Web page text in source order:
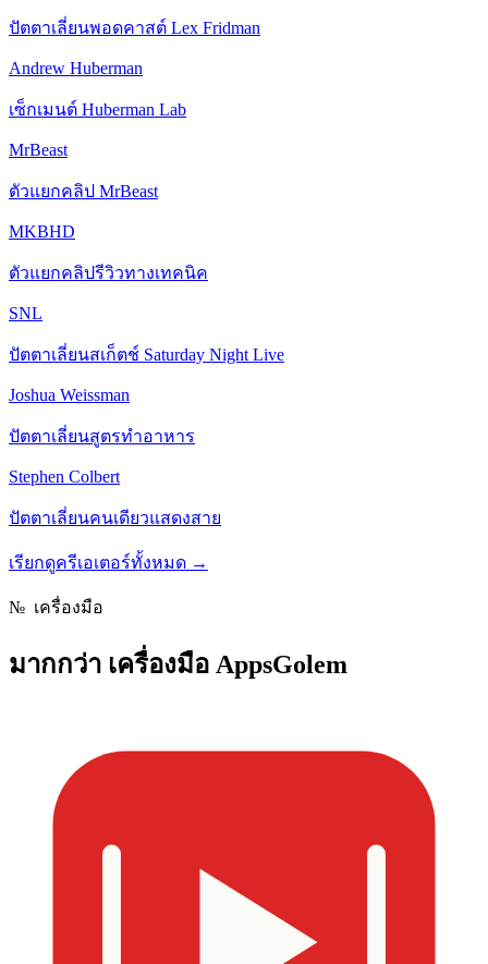
ปัตตาเลี่ยนพอดคาสต์ Lex Fridman
Andrew Huberman
เซ็กเมนต์ Huberman Lab
MrBeast
ตัวแยกคลิป MrBeast
MKBHD
ตัวแยกคลิปรีวิวทางเทคนิค
SNL
ปัตตาเลี่ยนสเก็ตช์ Saturday Night Live
Joshua Weissman
ปัตตาเลี่ยนสูตรทําอาหาร
Stephen Colbert
ปัตตาเลี่ยนคนเดียวแสดงสาย
เรียกดูครีเอเตอร์ทั้งหมด →
№ เครื่องมือ
มากกว่า เครื่องมือ AppsGolem